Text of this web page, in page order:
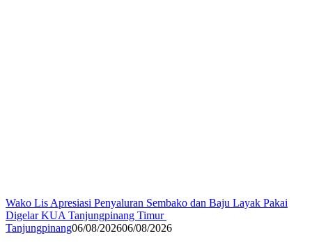
Wako Lis Apresiasi Penyaluran Sembako dan Baju Layak Pakai
Digelar KUA Tanjungpinang Timur
Tanjungpinang06/08/202606/08/2026